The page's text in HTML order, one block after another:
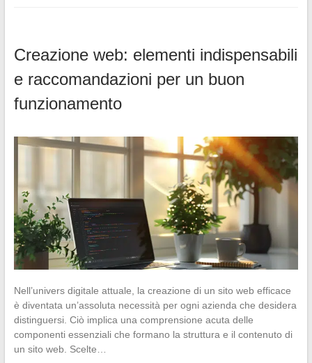
Creazione web: elementi indispensabili
e raccomandazioni per un buon
funzionamento
Nell’univers digitale attuale, la creazione di un sito web efficace
è diventata un’assoluta necessità per ogni azienda che desidera
distinguersi. Ciò implica una comprensione acuta delle
componenti essenziali che formano la struttura e il contenuto di
un sito web. Scelte…